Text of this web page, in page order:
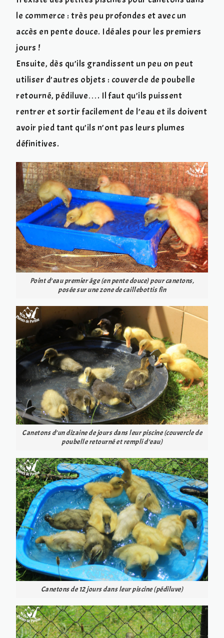
le commerce : très peu profondes et avec un
accès en pente douce. Idéales pour les premiers
jours !
Ensuite, dès qu’ils grandissent un peu on peut
utiliser d’autres objets : couvercle de poubelle
retourné, pédiluve…. Il faut qu’ils puissent
rentrer et sortir facilement de l’eau et ils doivent
avoir pied tant qu’ils n’ont pas leurs plumes
définitives.
Point d’eau premier âge (en pente douce) pour canetons,
posée sur une zone de caillebottis fin
Canetons d’un dizaine de jours dans leur piscine (couvercle de
poubelle retourné et rempli d’eau)
Canetons de 12 jours dans leur piscine (pédiluve)